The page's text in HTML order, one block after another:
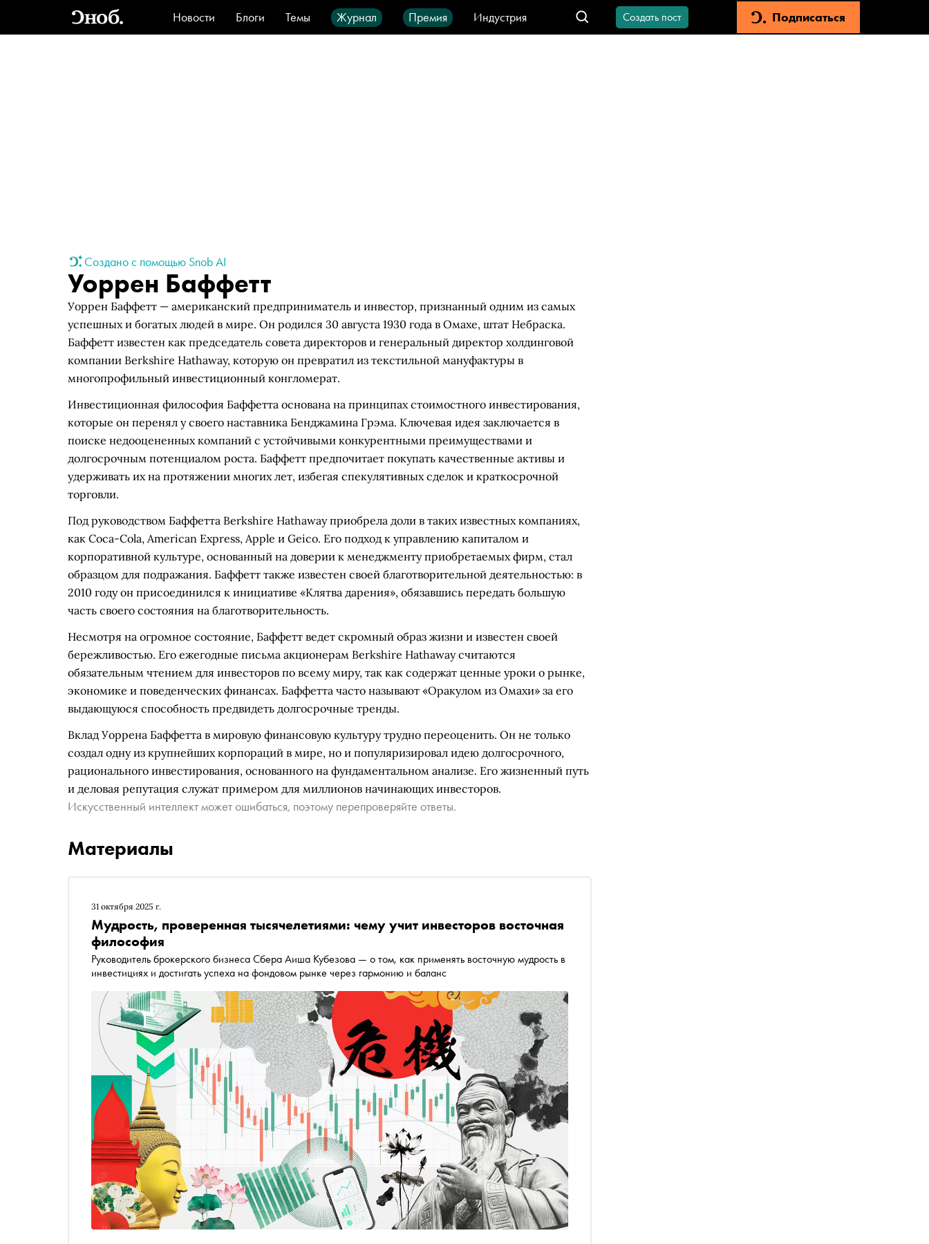
Новости Блоги Темы Журнал Премия
Индустрия
Стиль
Видео Город IT-продукты
Создать пост Подписаться
Создано с помощью Snob AI
Уоррен Баффетт
Уоррен Баффетт — американский предприниматель и инвестор, признанный одним из самых
успешных и богатых людей в мире. Он родился 30 августа 1930 года в Омахе, штат Небраска.
Баффетт известен как председатель совета директоров и генеральный директор холдинговой
компании Berkshire Hathaway, которую он превратил из текстильной мануфактуры в
многопрофильный инвестиционный конгломерат.
Инвестиционная философия Баффетта основана на принципах стоимостного инвестирования,
которые он перенял у своего наставника Бенджамина Грэма. Ключевая идея заключается в
поиске недооцененных компаний с устойчивыми конкурентными преимуществами и
долгосрочным потенциалом роста. Баффетт предпочитает покупать качественные активы и
удерживать их на протяжении многих лет, избегая спекулятивных сделок и краткосрочной
торговли.
Под руководством Баффетта Berkshire Hathaway приобрела доли в таких известных компаниях,
как Coca-Cola, American Express, Apple и Geico. Его подход к управлению капиталом и
корпоративной культуре, основанный на доверии к менеджменту приобретаемых фирм, стал
образцом для подражания. Баффетт также известен своей благотворительной деятельностью: в
2010 году он присоединился к инициативе «Клятва дарения», обязавшись передать большую
часть своего состояния на благотворительность.
Несмотря на огромное состояние, Баффетт ведет скромный образ жизни и известен своей
бережливостью. Его ежегодные письма акционерам Berkshire Hathaway считаются
обязательным чтением для инвесторов по всему миру, так как содержат ценные уроки о рынке,
экономике и поведенческих финансах. Баффетта часто называют «Оракулом из Омахи» за его
выдающуюся способность предвидеть долгосрочные тренды.
Вклад Уоррена Баффетта в мировую финансовую культуру трудно переоценить. Он не только
создал одну из крупнейших корпораций в мире, но и популяризировал идею долгосрочного,
рационального инвестирования, основанного на фундаментальном анализе. Его жизненный путь
и деловая репутация служат примером для миллионов начинающих инвесторов.
Искусственный интеллект может ошибаться, поэтому перепроверяйте ответы.
Материалы
31 октября 2025 г.
Мудрость, проверенная тысячелетиями: чему учит инвесторов восточная
философия
Руководитель брокерского бизнеса Сбера Аиша Кубезова — о том, как применять восточную мудрость в
инвестициях и достигать успеха на фондовом рынке через гармонию и баланс